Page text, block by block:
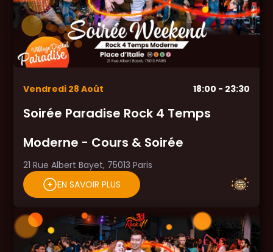
Vendredi 28 Août 18:00 - 23:30
Soirée Paradise Rock 4 Temps
Moderne - Cours & Soirée
21 Rue Albert Bayet, 75013 Paris
EN SAVOIR PLUS